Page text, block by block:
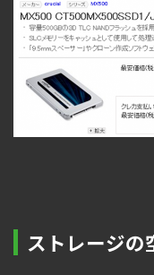
ストレージの